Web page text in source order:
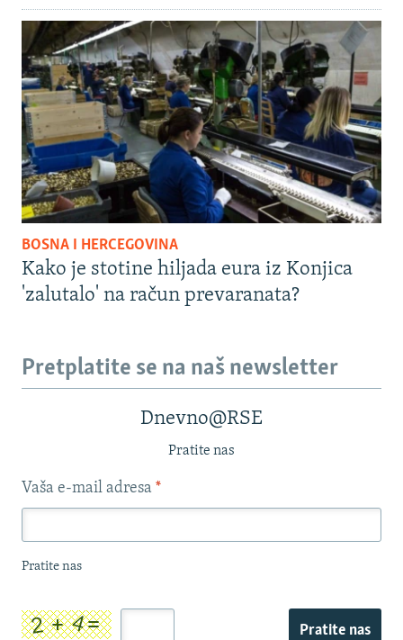
BOSNA I HERCEGOVINA
Kako je stotine hiljada eura iz Konjica
'zalutalo' na račun prevaranata?
Pretplatite se na naš newsletter
Dnevno@RSE
Pratite nas
Vaša e-mail adresa *
Pratite nas
Pratite nas